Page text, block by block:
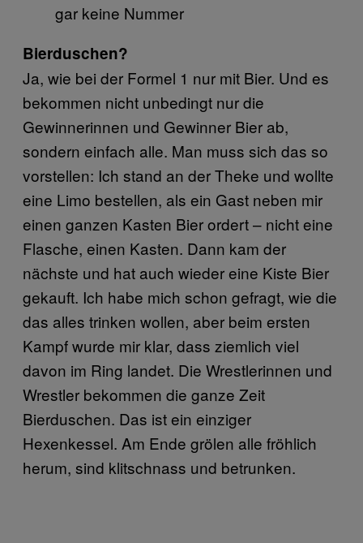
gar keine Nummer
Bierduschen?
Ja, wie bei der Formel 1 nur mit Bier. Und es
bekommen nicht unbedingt nur die
Gewinnerinnen und Gewinner Bier ab,
sondern einfach alle. Man muss sich das so
vorstellen: Ich stand an der Theke und wollte
eine Limo bestellen, als ein Gast neben mir
einen ganzen Kasten Bier ordert – nicht eine
Flasche, einen Kasten. Dann kam der
nächste und hat auch wieder eine Kiste Bier
gekauft. Ich habe mich schon gefragt, wie die
das alles trinken wollen, aber beim ersten
Kampf wurde mir klar, dass ziemlich viel
davon im Ring landet. Die Wrestlerinnen und
Wrestler bekommen die ganze Zeit
Bierduschen. Das ist ein einziger
Hexenkessel. Am Ende grölen alle fröhlich
herum, sind klitschnass und betrunken.